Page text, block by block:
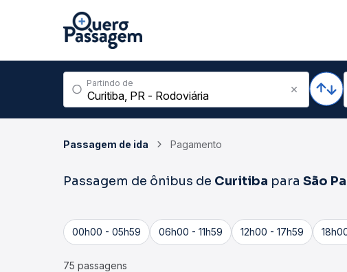
Partindo de
Passagem de ida Pagamento
Passagem de ônibus de Curitiba para São
00h00 - 05h59 06h00 - 11h59 12h00 - 17h59
75 passagens